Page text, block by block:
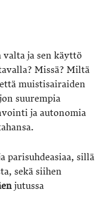
valta ja sen käyttö
Missä? Miltä
muistisairaiden
suurempia
ja autonomia
parisuhdeasiaa, sillä
sekä siihen
jutussa